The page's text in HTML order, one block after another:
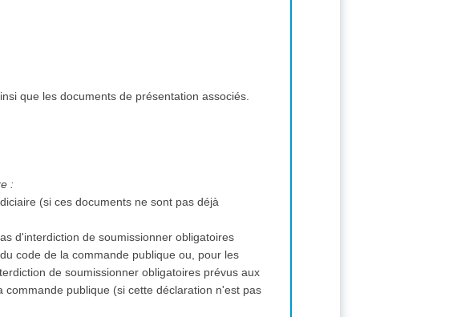
que les documents de présentation associés.
:
(si ces documents ne sont pas déjà
d'interdiction de soumissionner obligatoires
code de la commande publique ou, pour les
de soumissionner obligatoires prévus aux
publique (si cette déclaration n'est pas